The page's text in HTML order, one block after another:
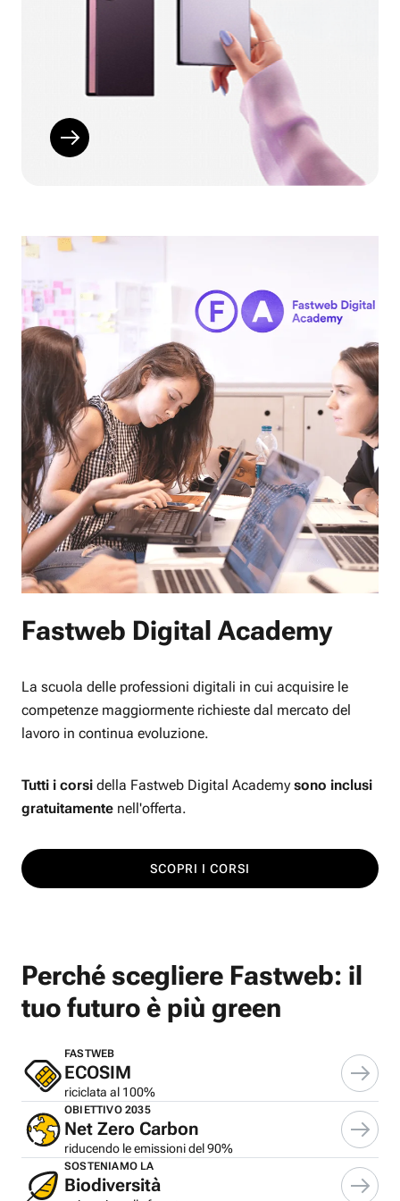
Fastweb Digital Academy
La scuola delle professioni digitali in cui acquisire le
competenze maggiormente richieste dal mercato del
lavoro in continua evoluzione.
Tutti i corsi della Fastweb Digital Academy sono inclusi
gratuitamente nell'offerta.
SCOPRI I CORSI
Perché scegliere Fastweb: il
tuo futuro è più green
FASTWEB
ECOSIM
riciclata al 100%
OBIETTIVO 2035
Net Zero Carbon
riducendo le emissioni del 90%
SOSTENIAMO LA
Biodiversità